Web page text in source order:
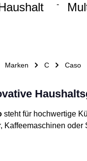
Marken C Caso
steht für hochwertige
Kaffeemaschinen